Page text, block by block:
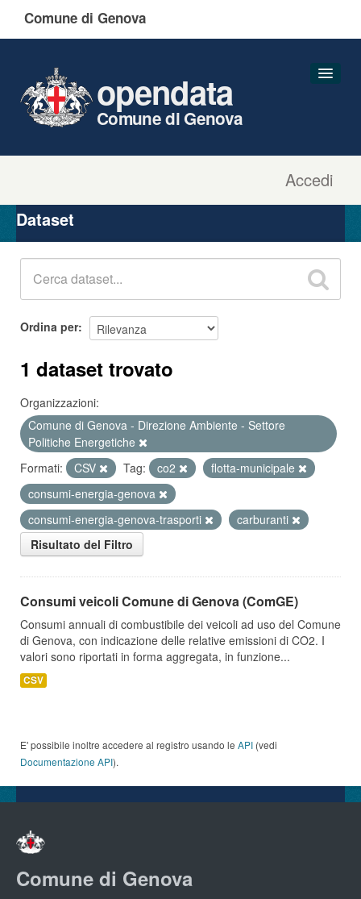
Comune di Genova
Accedi
opendata
Comune di Genova
Organizzazioni
Gruppi
Dataset
Ordina per
1 dataset trovato
Organizzazioni:
Comune di Genova - Direzione Ambiente - Settore
Politiche Energetiche
Formati:
CSV Tag: co2
flotta-municipale
consumi-energia-genova
consumi-energia-genova-trasporti
carburanti
Risultato del Filtro
Consumi veicoli Comune di Genova (ComGE)
Consumi annuali di combustibile dei veicoli ad uso del Comune
di Genova, con indicazione delle relative emissioni di CO2. I
valori sono riportati in forma aggregata, in funzione...
CSV
E' possibile inoltre accedere al registro usando le API (vedi
Documentazione API).
Comune di Genova